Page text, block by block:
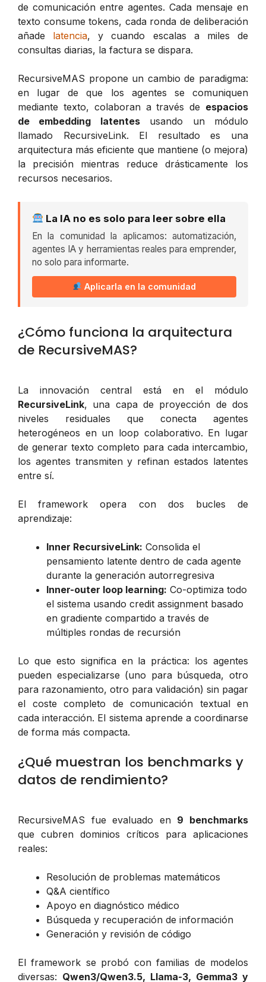
de comunicación entre agentes. Cada mensaje en
texto consume tokens, cada ronda de deliberación
añade latencia, y cuando escalas a miles de
consultas diarias, la factura se dispara.
RecursiveMAS propone un cambio de paradigma:
en lugar de que los agentes se comuniquen
mediante texto, colaboran a través de espacios
de embedding latentesusando un módulo
llamado RecursiveLink. El resultado es una
arquitectura más eficiente que mantiene (o mejora)
la precisión mientras reduce drásticamente los
recursos necesarios.
La IA no es solo para leer sobre ella
En la comunidad la aplicamos: automatización,
agentes IA y herramientas reales para emprender,
no solo para informarte.
Aplicarla en la comunidad
¿Cómo funciona la arquitectura
de RecursiveMAS?
La innovación central está en el módulo
RecursiveLink, una capa de proyección de dos
niveles residuales que conecta agentes
heterogéneos en un loop colaborativo. En lugar
de generar texto completo para cada intercambio,
los agentes transmiten y refinan estados latentes
entre sí.
El framework opera con dos bucles de
aprendizaje:
Inner RecursiveLink: Consolida el
pensamiento latente dentro de cada agente
durante la generación autorregresiva
Inner-outer loop learning: Co-optimiza todo
el sistema usando credit assignment basado
en gradiente compartido a través de
múltiples rondas de recursión
Lo que esto significa en la práctica: los agentes
pueden especializarse (uno para búsqueda, otro
para razonamiento, otro para validación) sin pagar
el coste completo de comunicación textual en
cada interacción. El sistema aprende a coordinarse
de forma más compacta.
¿Qué muestran los benchmarks y
datos de rendimiento?
RecursiveMAS fue evaluado en 9 benchmarks
que cubren dominios críticos para aplicaciones
reales:
Resolución de problemas matemáticos
Q&A científico
Apoyo en diagnóstico médico
Búsqueda y recuperación de información
Generación y revisión de código
El framework se probó con familias de modelos
diversas: Qwen3/Qwen3.5, Llama-3, Gemma3 y